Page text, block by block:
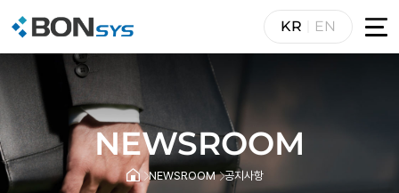
KR EN
NEWSROOM
NEWSROOM 공지사항